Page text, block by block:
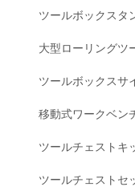
ツールボックスタ
大型ローリングツ
ツールボックスサ
移動式ワークベン
ツールチェストキ
ツールチェストセ